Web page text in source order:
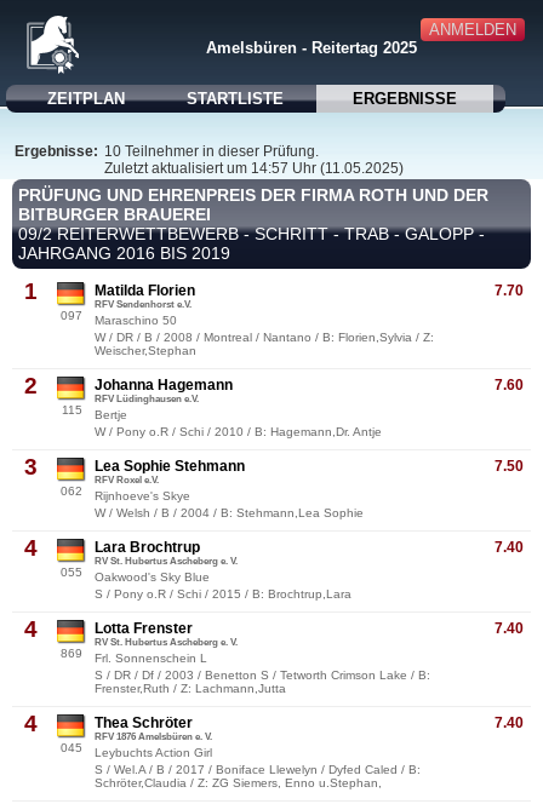
ANMELDEN
Amelsbüren - Reitertag 2025
ZEITPLAN STARTLISTE ERGEBNISSE
Ergebnisse: 10 Teilnehmer in dieser Prüfung.
Zuletzt aktualisiert um 14:57 Uhr (11.05.2025)
PRÜFUNG UND EHRENPREIS DER FIRMA ROTH UND DER
BITBURGER BRAUEREI
09/2 REITERWETTBEWERB - SCHRITT - TRAB - GALOPP -
JAHRGANG 2016 BIS 2019
1
097
7.70
Matilda Florien
RFV Sendenhorst e.V.
Maraschino 50
W / DR / B / 2008 / Montreal / Nantano / B: Florien,Sylvia / Z:
Weischer,Stephan
2
115
7.60
Johanna Hagemann
RFV Lüdinghausen e.V.
Bertje
W / Pony o.R / Schi / 2010 / B: Hagemann,Dr. Antje
3
062
7.50
Lea Sophie Stehmann
RFV Roxel e.V.
Rijnhoeve's Skye
W / Welsh / B / 2004 / B: Stehmann,Lea Sophie
4
055
7.40
Lara Brochtrup
RV St. Hubertus Ascheberg e. V.
Oakwood's Sky Blue
S / Pony o.R / Schi / 2015 / B: Brochtrup,Lara
4
869
7.40
Lotta Frenster
RV St. Hubertus Ascheberg e. V.
Frl. Sonnenschein L
S / DR / Df / 2003 / Benetton S / Tetworth Crimson Lake / B:
Frenster,Ruth / Z: Lachmann,Jutta
4
045
7.40
Thea Schröter
RFV 1876 Amelsbüren e. V.
Leybuchts Action Girl
S / Wel.A / B / 2017 / Boniface Llewelyn / Dyfed Caled / B:
Schröter,Claudia / Z: ZG Siemers, Enno u.Stephan,